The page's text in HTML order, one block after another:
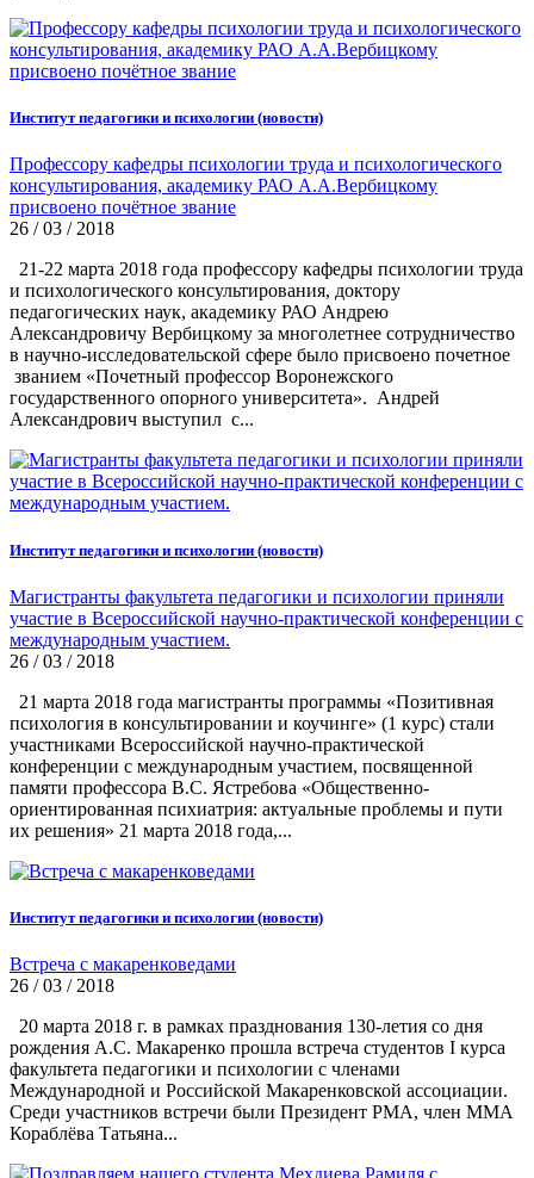
Институт педагогики и психологии (новости)
Профессору кафедры психологии труда и психологического
консультирования, академику РАО А.А.Вербицкому
присвоено почётное звание
26 / 03 / 2018
21-22 марта 2018 года профессору кафедры психологии труда
и психологического консультирования, доктору
педагогических наук, академику РАО Андрею
Александровичу Вербицкому за многолетнее сотрудничество
в научно-исследовательской сфере было присвоено почетное
званием «Почетный профессор Воронежского
государственного опорного университета». Андрей
Александрович выступил с...
Институт педагогики и психологии (новости)
Магистранты факультета педагогики и психологии приняли
участие в Всероссийской научно-практической конференции с
международным участием.
26 / 03 / 2018
21 марта 2018 года магистранты программы «Позитивная
психология в консультировании и коучинге» (1 курс) стали
участниками Всероссийской научно-практической
конференции с международным участием, посвященной
памяти профессора В.С. Ястребова «Общественно-
ориентированная психиатрия: актуальные проблемы и пути
их решения» 21 марта 2018 года,...
Институт педагогики и психологии (новости)
Встреча с макаренковедами
26 / 03 / 2018
20 марта 2018 г. в рамках празднования 130-летия со дня
рождения А.С. Макаренко прошла встреча студентов I курса
факультета педагогики и психологии с членами
Международной и Российской Макаренковской ассоциации.
Среди участников встречи были Президент РМА, член ММА
Кораблёва Татьяна...